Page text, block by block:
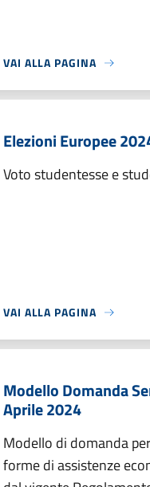
VAI ALLA PAGINA
Elezioni Europee
Voto studentesse e
VAI ALLA PAGINA
Modello Domanda
Aprile 2024
Modello di domanda
forme di assistenze